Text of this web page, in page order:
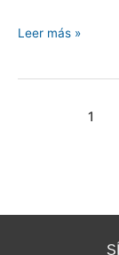
Leer más »
1